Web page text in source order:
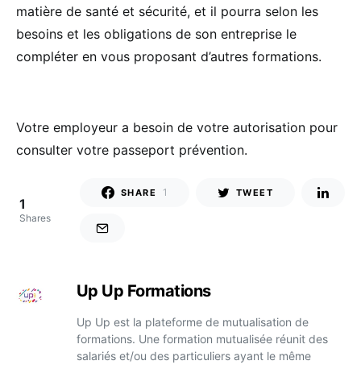
matière de santé et sécurité, et il pourra selon les
besoins et les obligations de son entreprise le
compléter en vous proposant d’autres formations.
Votre employeur a besoin de votre autorisation pour
consulter votre passeport prévention.
1
Shares
SHARE 1 TWEET
Up Up Formations
Up Up est la plateforme de mutualisation de
formations. Une formation mutualisée réunit des
salariés et/ou des particuliers ayant le même